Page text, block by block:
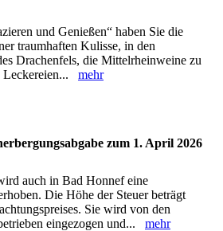
und Genießen“ haben Sie die
traumhaften Kulisse, in den
Drachenfels, die Mittelrheinweine zu
Leckereien... mehr
zum 1. April 2026
auch in Bad Honnef eine
Die Höhe der Steuer beträgt
Sie wird von den
eingezogen und... mehr